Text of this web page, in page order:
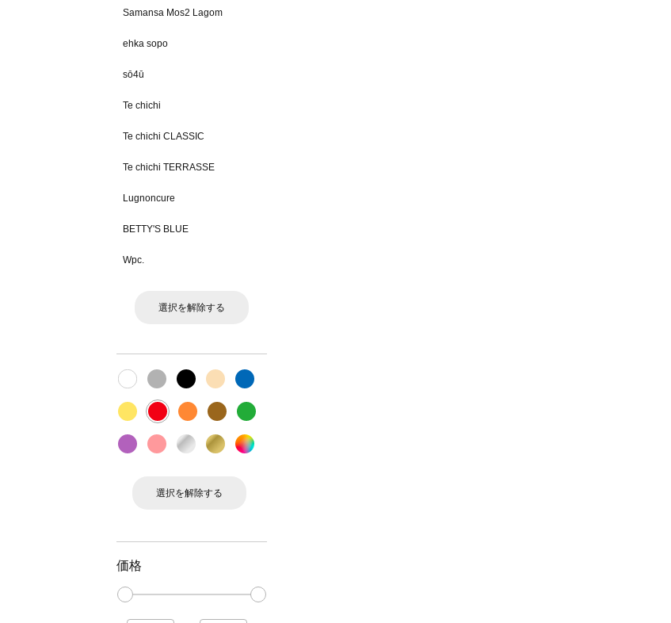
Samansa Mos2 Lagom
ehka sopo
sō4ū
Te chichi
Te chichi CLASSIC
Te chichi TERRASSE
Lugnoncure
BETTY'S BLUE
Wpc.
選択を解除する
選択を解除する
価格